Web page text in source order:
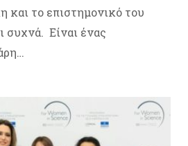
και το επιστημονικό του
συχνά. Είναι ένας